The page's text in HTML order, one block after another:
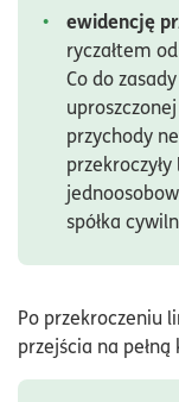
ewidencję
ryczałtem
Co do
przychody
spółka
Po przekroczeniu
przejścia na pełną